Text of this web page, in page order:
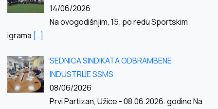
14/06/2026
Na ovogodišnjim, 15. po redu Sportskim
igrama […]
SEDNICA SINDIKATA ODBRAMBENE
INDUSTRIJE SSMS
08/06/2026
Prvi Partizan, Užice - 08.06.2026. godine Na